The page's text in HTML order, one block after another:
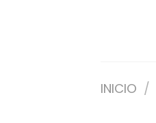
INICIO /